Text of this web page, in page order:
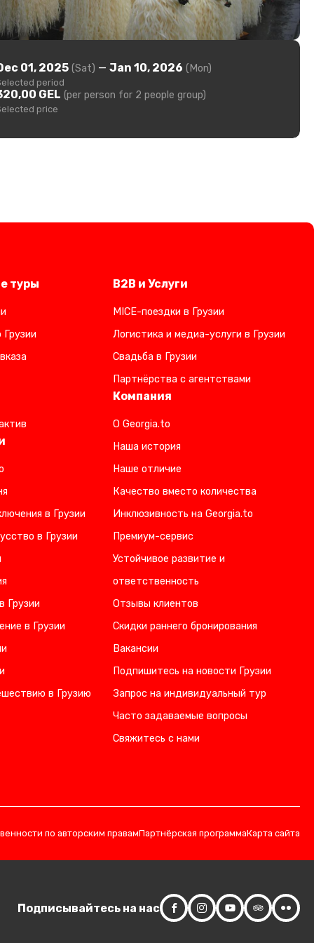
01, 2025 (Sat) —Jan 10, 2026 (Mon)
period
GEL (per person for 2 people group)
price
туры
в Грузии
в Грузии
Грузии
в Грузии
в Грузию
B2B и Услуги
MICE-поездки в Грузии
Логистика и медиа-услуги в Грузии
Свадьба в Грузии
Партнёрства с агентствами
Компания
О Georgia.to
Наша история
Наше отличие
Качество вместо количества
Инклюзивность на Georgia.to
Премиум-сервис
Устойчивое развитие и
ответственность
Отзывы клиентов
Скидки раннего бронирования
Вакансии
Подпишитесь на новости Грузии
Запрос на индивидуальный тур
Часто задаваемые вопросы
Свяжитесь с нами
по авторским правамПартнёрская программаКарта сайта
Подписывайтесь на нас